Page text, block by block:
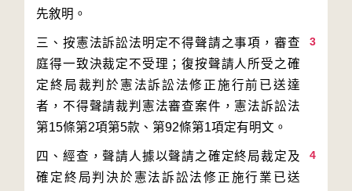
3
三、按憲法訴訟法明定不得聲請之事項，審查
庭得一致決裁定不受理；復按聲請人所受之確
定終局裁判於憲法訴訟法修正施行前已送達
者，不得聲請裁判憲法審查案件，憲法訴訟法
4
四、經查，聲請人據以聲請之確定終局裁定及
確定終局判決於憲法訴訟法修正施行業已送